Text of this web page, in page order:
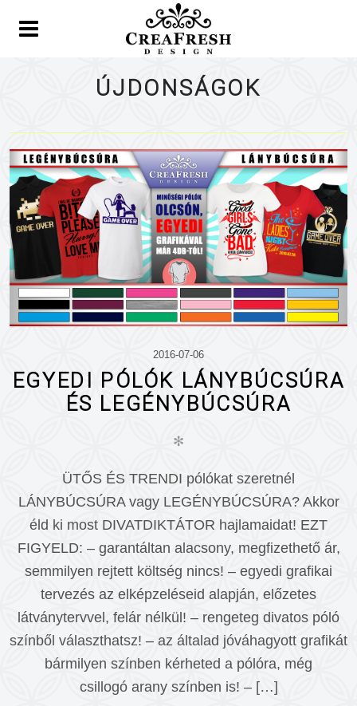
ÚJDONSÁGOK
2016-07-06
EGYEDI PÓLÓK LÁNYBÚCSÚRA
ÉS LEGÉNYBÚCSÚRA
✻
ÜTŐS ÉS TRENDI pólókat szeretnél
LÁNYBÚCSÚRA vagy LEGÉNYBÚCSÚRA? Akkor
éld ki most DIVATDIKTÁTOR hajlamaidat! EZT
FIGYELD: – garantáltan alacsony, megfizethető ár,
semmilyen rejtett költség nincs! – egyedi grafikai
tervezés az elképzeléseid alapján, előzetes
látványtervvel, felár nélkül! – rengeteg divatos póló
színből választhatsz! – az általad jóváhagyott grafikát
bármilyen színben kérheted a pólóra, még
csillogó arany színben is! – […]